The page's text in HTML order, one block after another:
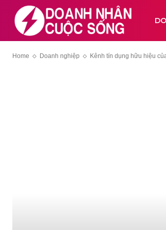
Home Doanh nghiệp Kênh tín dụng hữu hiệu